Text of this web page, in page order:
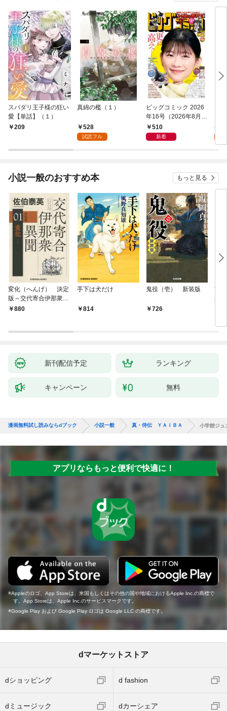
スパダリ王子様の狂い
愛【単話】（１）
209
真綿の檻（１）
528
試読フル
ビッグコミック 2026
年16号（2026年8月7
日発売）
510
新着
小説一般のおすすめ本 もっと見る
変化（へんげ） 決定
版～交代寄合伊那衆異
聞（1）～
880
手下は犬だけ
814
鬼役（壱） 新装版
726
南
舟
新刊配信予定 ランキング
キャンペーン 無料
漫画無料試し読みならdブック 小説一般 真・侍伝 ＹＡＩＢＡ 小学館ジ
アプリならもっと便利で快適に！
Appleのロゴ、App Storeは、米国もしくはその他の国や地域におけるApple Inc.の商標で
す。App Storeは、Apple Inc.のサービスマークです。
Google Play および Google Play ロゴは Google LLC の商標です。
dマーケットストア
dショッピング d fashion
dミュージック dカーシェア